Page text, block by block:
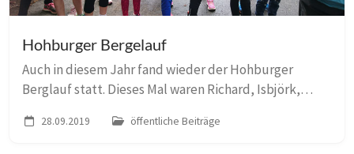
Hohburger Bergelauf
Auch in diesem Jahr fand wieder der Hohburger
Berglauf statt. Dieses Mal waren Richard, Isbjörk,
Von den Trainern war nur Grit mit. Der Wettkam...
28.09.2019 öffentliche Beiträge